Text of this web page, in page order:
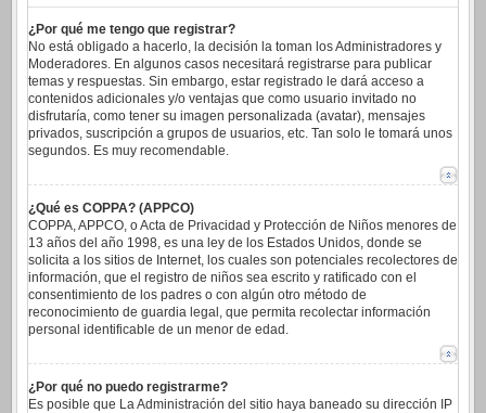
¿Por qué me tengo que registrar?
No está obligado a hacerlo, la decisión la toman los Administradores y
Moderadores. En algunos casos necesitará registrarse para publicar
temas y respuestas. Sin embargo, estar registrado le dará acceso a
contenidos adicionales y/o ventajas que como usuario invitado no
disfrutaría, como tener su imagen personalizada (avatar), mensajes
privados, suscripción a grupos de usuarios, etc. Tan solo le tomará unos
segundos. Es muy recomendable.
¿Qué es COPPA? (APPCO)
COPPA, APPCO, o Acta de Privacidad y Protección de Niños menores de
13 años del año 1998, es una ley de los Estados Unidos, donde se
solicita a los sitios de Internet, los cuales son potenciales recolectores de
información, que el registro de niños sea escrito y ratificado con el
consentimiento de los padres o con algún otro método de
reconocimiento de guardia legal, que permita recolectar información
personal identificable de un menor de edad.
¿Por qué no puedo registrarme?
Es posible que La Administración del sitio haya baneado su dirección IP